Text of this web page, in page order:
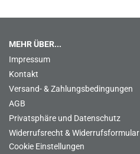
MEHR ÜBER...
Impressum
Kontakt
Versand- & Zahlungsbedingungen
AGB
Privatsphäre und Datenschutz
Widerrufsrecht & Widerrufsformular
Cookie Einstellungen